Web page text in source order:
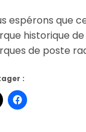
espérons que
historique
de poste
: